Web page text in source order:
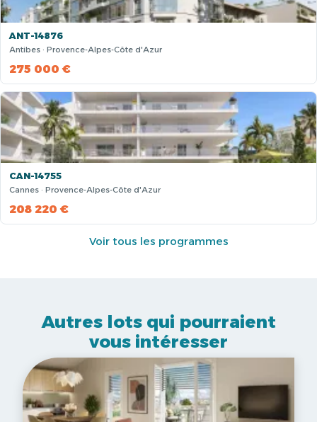
ANT-14876
Antibes · Provence-Alpes-Côte d'Azur
275 000 €
CAN-14755
Cannes · Provence-Alpes-Côte d'Azur
208 220 €
Voir tous les programmes
Autres lots qui pourraient
vous intéresser